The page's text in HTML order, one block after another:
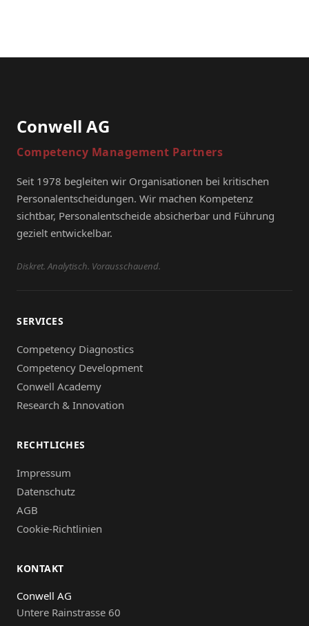
Conwell AG
Competency Management Partners
Seit 1978 begleiten wir Organisationen bei kritischen
Personalentscheidungen. Wir machen Kompetenz
sichtbar, Personalentscheide absicherbar und Führung
gezielt entwickelbar.
Diskret. Analytisch. Vorausschauend.
SERVICES
Competency Diagnostics
Competency Development
Conwell Academy
Research & Innovation
RECHTLICHES
Impressum
Datenschutz
AGB
Cookie-Richtlinien
KONTAKT
Conwell AG
Untere Rainstrasse 60